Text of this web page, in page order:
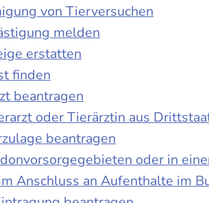
von Tierversuchen
melden
erstatten
finden
beantragen
oder Tierärztin aus
beantragen
oder in
Anschluss an Aufenthalte im